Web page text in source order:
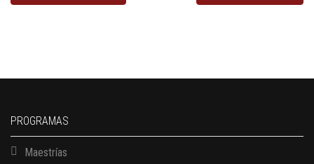
PROGRAMAS
Maestrías